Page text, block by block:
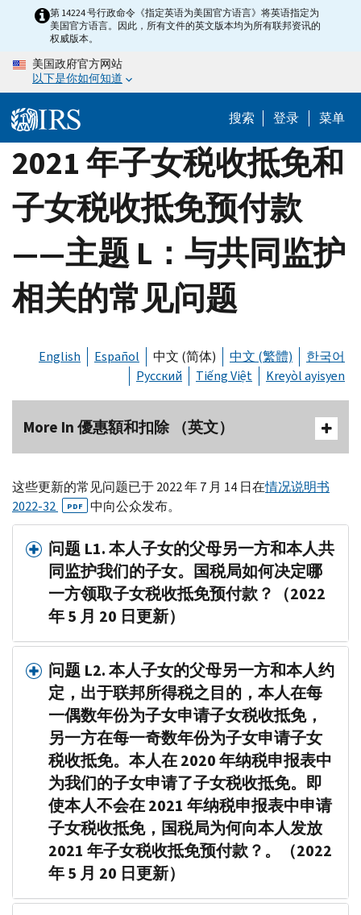
content
第 14224 号行政命令《指定英语为美国官方语言》将英语指定为
美国官方语言。因此，所有文件的英文版本均为所有联邦资讯的
权威版本。
美国政府官方网站
以下是你如何知道
搜索 登录 菜单
2021 年子女税收抵免和
子女税收抵免预付款
——主题 L：与共同监护
相关的常见问题
English Español 中文 (简体) 中文 (繁體)
한국어
Русский
Tiếng Việt Kreyòl ayisyen
More In 優惠額和扣除 （英文）
这些更新的常见问题已于 2022 年 7 月 14 日在情况说明书
2022-32
PDF 中向公众发布。
问题 L1. 本人子女的父母另一方和本人共
同监护我们的子女。国税局如何决定哪
一方领取子女税收抵免预付款？（2022
年 5 月 20 日更新）
问题 L2. 本人子女的父母另一方和本人约
定，出于联邦所得税之目的，本人在每
一偶数年份为子女申请子女税收抵免，
另一方在每一奇数年份为子女申请子女
税收抵免。本人在 2020 年纳税申报表中
为我们的子女申请了子女税收抵免。即
使本人不会在 2021 年纳税申报表中申请
子女税收抵免，国税局为何向本人发放
2021 年子女税收抵免预付款？。（2022
年 5 月 20 日更新）